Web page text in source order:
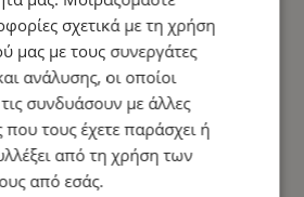
12V / 24V
R65) (E9 MARK)
σχετικά με τη χρήση
μας με τους συνεργάτες
ανάλυσης, οι οποίοι
συνδυάσουν με άλλες
τους έχετε παράσχει ή
από τη χρήση των
από εσάς.